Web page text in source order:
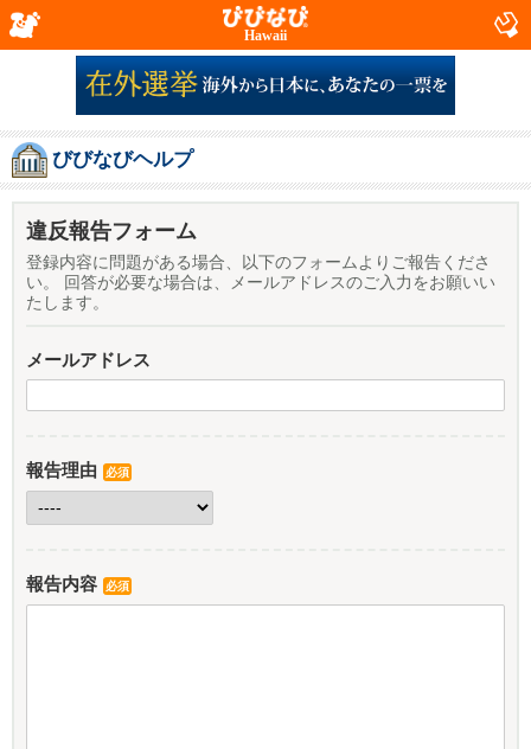
Hawaii
びびなびヘルプ
違反報告フォーム
登録内容に問題がある場合、以下のフォームよりご報告くださ
い。 回答が必要な場合は、メールアドレスのご入力をお願いい
たします。
メールアドレス
報告理由 必須
報告内容 必須